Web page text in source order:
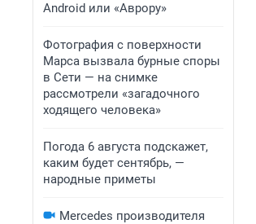
Android или «Аврору»
Фотография с поверхности
Марса вызвала бурные споры
в Сети — на снимке
рассмотрели «загадочного
ходящего человека»
Погода 6 августа подскажет,
каким будет сентябрь, —
народные приметы
Mercedes производителя